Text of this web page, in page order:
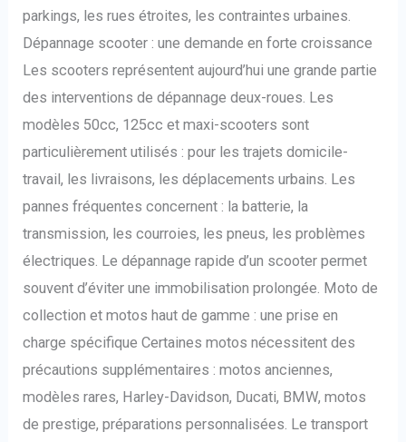
parkings, les rues étroites, les contraintes urbaines.
Dépannage scooter : une demande en forte croissance
Les scooters représentent aujourd’hui une grande partie
des interventions de dépannage deux-roues. Les
modèles 50cc, 125cc et maxi-scooters sont
particulièrement utilisés : pour les trajets domicile-
travail, les livraisons, les déplacements urbains. Les
pannes fréquentes concernent : la batterie, la
transmission, les courroies, les pneus, les problèmes
électriques. Le dépannage rapide d’un scooter permet
souvent d’éviter une immobilisation prolongée. Moto de
collection et motos haut de gamme : une prise en
charge spécifique Certaines motos nécessitent des
précautions supplémentaires : motos anciennes,
modèles rares, Harley-Davidson, Ducati, BMW, motos
de prestige, préparations personnalisées. Le transport